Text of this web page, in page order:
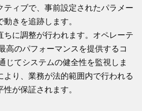
ティブで、事前設定されたパラメー
きを追跡します。
ちに調整が行われます。オペレーテ
高のパフォーマンスを提供するコ
じてシステムの健全性を監視しま
より、業務が法的範囲内で行われる
が保証されます。